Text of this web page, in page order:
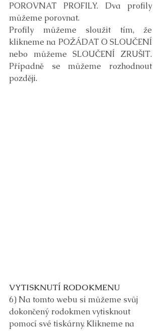
POROVNAT PROFILY. Dva profily
můžeme porovnat.
Profily můžeme sloužit tím, že
klikneme na POŽÁDAT O SLOUČENÍ
nebo můžeme SLOUČENÍ ZRUŠIT.
Případně se můžeme rozhodnout
později.
VYTISKNUTÍ RODOKMENU
6) Na tomto webu si můžeme svůj
dokončený rodokmen vytisknout
pomocí své tiskárny. Klikneme na